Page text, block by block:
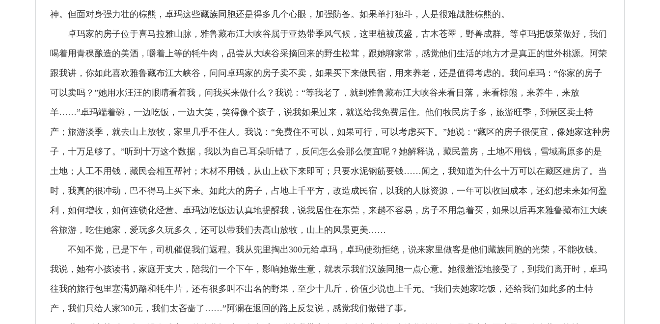
神。但面对身强力壮的棕熊，卓玛这些藏族同胞还是得多几个心眼，加强防备。如果单打独斗，人是很难战胜棕熊的。
卓玛家的房子位于喜马拉雅山脉，雅鲁藏布江大峡谷属于亚热带季风气候，这里植被茂盛，古木苍翠，野兽成群。等卓玛把饭菜做好，我们
喝着用青稞酿造的美酒，嚼着上等的牦牛肉，品尝从大峡谷采摘回来的野生松茸，跟她聊家常，感觉他们生活的地方才是真正的世外桃源。阿荣
跟我讲，你如此喜欢雅鲁藏布江大峡谷，问问卓玛家的房子卖不卖，如果买下来做民宿，用来养老，还是值得考虑的。我问卓玛：“你家的房子
可以卖吗？”她用水汪汪的眼睛看着我，问我买来做什么？我说：“等我老了，就到雅鲁藏布江大峡谷来看日落，来看棕熊，来养牛，来放
羊……”卓玛端着碗，一边吃饭，一边大笑，笑得像个孩子，说我如果过来，就送给我免费居住。他们牧民房子多，旅游旺季，到景区卖土特
产；旅游淡季，就去山上放牧，家里几乎不住人。我说：“免费住不可以，如果可行，可以考虑买下。”她说：“藏区的房子很便宜，像她家这种房
子，十万足够了。”听到十万这个数据，我以为自己耳朵听错了，反问怎么会那么便宜呢？她解释说，藏民盖房，土地不用钱，雪域高原多的是
土地；人工不用钱，藏民会相互帮衬；木材不用钱，从山上砍下来即可；只要水泥钢筋要钱……闻之，我知道为什么十万可以在藏区建房了。当
时，我真的很冲动，巴不得马上买下来。如此大的房子，占地上千平方，改造成民宿，以我的人脉资源，一年可以收回成本，还幻想未来如何盈
利，如何增收，如何连锁化经营。卓玛边吃饭边认真地提醒我，说我居住在东莞，来趟不容易，房子不用急着买，如果以后再来雅鲁藏布江大峡
谷旅游，吃住她家，爱玩多久玩多久，还可以带我们去高山放牧，山上的风景更美……
不知不觉，已是下午，司机催促我们返程。我从兜里掏出300元给卓玛，卓玛使劲拒绝，说来家里做客是他们藏族同胞的光荣，不能收钱。
我说，她有小孩读书，家庭开支大，陪我们一个下午，影响她做生意，就表示我们汉族同胞一点心意。她很羞涩地接受了，到我们离开时，卓玛
往我的旅行包里塞满奶酪和牦牛片，还有很多叫不出名的野果，至少十几斤，价值少说也上千元。“我们去她家吃饭，还给我们如此多的土特
产，我们只给人家300元，我们太吝啬了……”阿澜在返回的路上反复说，感觉我们做错了事。